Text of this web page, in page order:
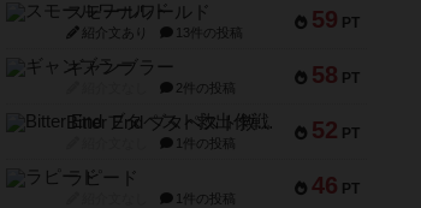
59 PT
スモールワールド
紹介文あり 13件の投稿
58 PT
ギャンブラー
2件の投稿
52 PT
Bitter End ブタペスト救出作戦
1件の投稿
46 PT
ラピード
1件の投稿